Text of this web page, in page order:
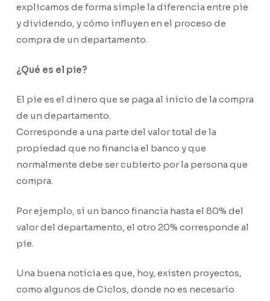
explicamos de forma simple la diferencia entre pie
y dividendo, y cómo influyen en el proceso de
compra de un departamento.
¿Qué es el pie?
El pie es el dinero que se paga al inicio de la compra
de un departamento.
Corresponde a una parte del valor total de la
propiedad que no financia el banco y que
normalmente debe ser cubierto por la persona que
compra.
Por ejemplo, si un banco financia hasta el 80% del
valor del departamento, el otro 20% corresponde al
pie.
Una buena noticia es que, hoy, existen proyectos,
como algunos de Ciclos, donde no es necesario